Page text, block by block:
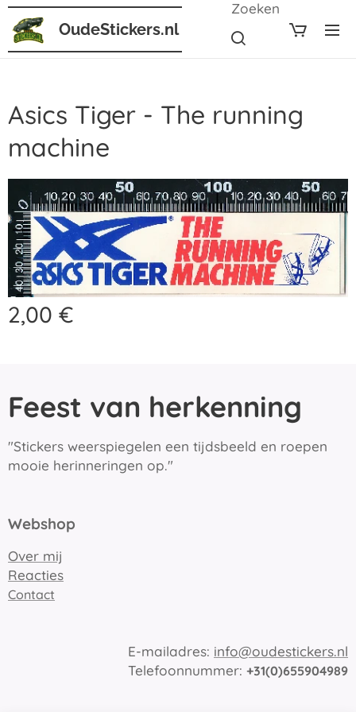
OudeStickers.nl
Zoeken
Asics Tiger - The running
machine
2,00 €
Feest van herkenning
"Stickers weerspiegelen een tijdsbeeld en roepen
mooie herinneringen op."
Webshop
Over mij
Reacties
Contact
E-mailadres: info@oudestickers.nl
Telefoonnummer: +31(0)655904989